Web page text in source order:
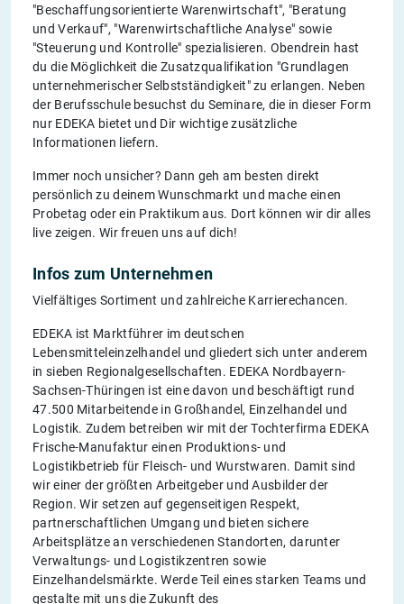
"Beschaffungsorientierte Warenwirtschaft", "Beratung
und Verkauf", "Warenwirtschaftliche Analyse" sowie
"Steuerung und Kontrolle" spezialisieren. Obendrein hast
du die Möglichkeit die Zusatzqualifikation "Grundlagen
unternehmerischer Selbstständigkeit" zu erlangen. Neben
der Berufsschule besuchst du Seminare, die in dieser Form
nur EDEKA bietet und Dir wichtige zusätzliche
Informationen liefern.
Immer noch unsicher? Dann geh am besten direkt
persönlich zu deinem Wunschmarkt und mache einen
Probetag oder ein Praktikum aus. Dort können wir dir alles
live zeigen. Wir freuen uns auf dich!
Infos zum Unternehmen
Vielfältiges Sortiment und zahlreiche Karrierechancen.
EDEKA ist Marktführer im deutschen
Lebensmitteleinzelhandel und gliedert sich unter anderem
in sieben Regionalgesellschaften. EDEKA Nordbayern-
Sachsen-Thüringen ist eine davon und beschäftigt rund
47.500 Mitarbeitende in Großhandel, Einzelhandel und
Logistik. Zudem betreiben wir mit der Tochterfirma EDEKA
Frische-Manufaktur einen Produktions- und
Logistikbetrieb für Fleisch- und Wurstwaren. Damit sind
wir einer der größten Arbeitgeber und Ausbilder der
Region. Wir setzen auf gegenseitigen Respekt,
partnerschaftlichen Umgang und bieten sichere
Arbeitsplätze an verschiedenen Standorten, darunter
Verwaltungs- und Logistikzentren sowie
Einzelhandelsmärkte. Werde Teil eines starken Teams und
gestalte mit uns die Zukunft des